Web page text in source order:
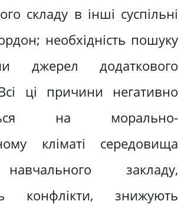
складу в інші суспільні
необхідність пошуку
джерел додаткового
ці причини негативно
на морально-
кліматі середовища
закладу,
конфлікти, знижують